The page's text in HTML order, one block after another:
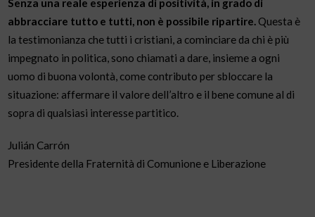
Senza una reale esperienza di positività, in grado di
abbracciare tutto e tutti, non è possibile ripartire. Questa è
la testimonianza che tutti i cristiani, a cominciare da chi è più
impegnato in politica, sono chiamati a dare, insieme a ogni
uomo di buona volontà, come contributo per sbloccare la
situazione: affermare il valore dell’altro e il bene comune al di
sopra di qualsiasi interesse partitico.
Julián Carrón
Presidente della Fraternità di Comunione e Liberazione